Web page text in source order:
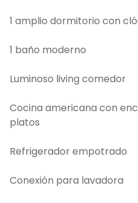
1 amplio dormitorio con
1 baño moderno
Luminoso living comedor
Cocina americana con
platos
Refrigerador empotrado
Conexión para lavadora